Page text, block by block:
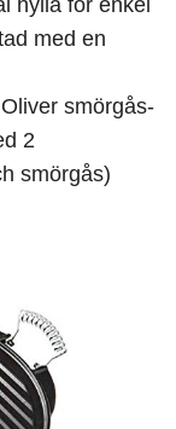
hylla för enkel
med en
smörgås-
2
smörgås)